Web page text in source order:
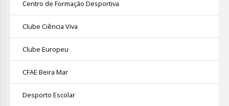
Centro de Formação Desportiva
Clube Ciência Viva
Clube Europeu
CFAE Beira Mar
Desporto Escolar